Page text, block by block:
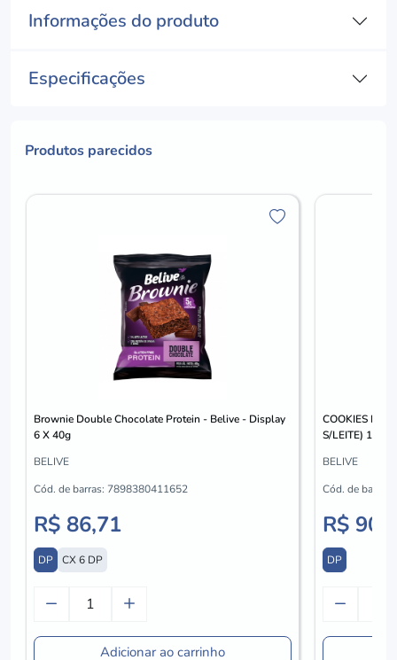
Informações do produto
Especificações
Produtos parecidos
Brownie Double Chocolate Protein - Belive - Display
6 X 40g
BELIVE
Cód. de barras: 7898380411652
R$ 86,71
DP CX 6 DP
Adicionar ao carrinho
COOKIES
S/LEITE)
BELIVE
Cód. de barras:
R$
DP